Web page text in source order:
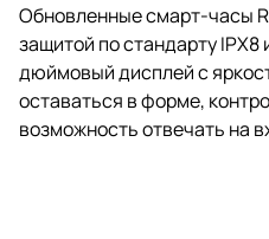
Обновленные смарт-часы
защитой по стандарту
дюймовый дисплей с
оставаться в форме,
возможность отвечать на